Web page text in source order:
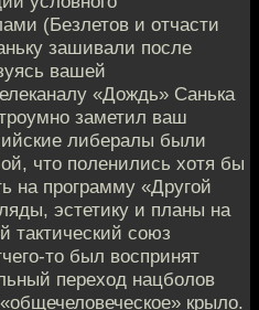
(Безлетов и отчасти
зашивали после
вашей
«Дождь» Санька
заметил ваш
либералы были
что поленились хотя бы
на программу «Другой
эстетику и планы на
тактический союз
то был воспринят
переход нацболов
крыло.